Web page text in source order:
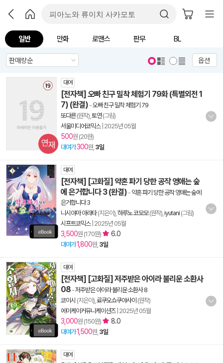
일반 만화 로맨스 판무 BL
옵션
대여
[전자책] 오빠 친구 밀착 체험기 79화 (특별외전 1
7) (완결) -오빠 친구 밀착 체험기 79
또다른(원작), 토연(그림)
서울미디어코믹스| 2025년 05월
500원 (20원)
대여가300원, 3일
대여
[전자책] [고화질] 약혼 파기 당한 공작 영애는 숲
에 은거합니다 3 (완결) - 약혼 파기 당한 공작 영애는 숲에
은거합니다 3
니시야마 아라타(지은이), 하루노 코모모(원작), iyutani (그림)
시프트코믹스| 2025년 05월
3,500원 (170원) 6.0
대여가1,800원, 3일
대여
[전자책] [고화질] 저주받은 아이라 불리운 소환사
08 -저주받은 아이라 불리운 소환사 8
코이시 (지은이), 료쿠오쇼쿠야사이 (원작)
에이케이커뮤니케이션즈| 2025년 05월
3,000원 (150원) 8.0
대여가1,500원, 3일
대여